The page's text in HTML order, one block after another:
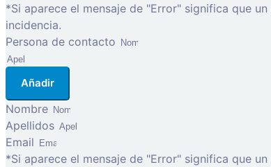
*Si aparece el mensaje de "Error" significa que
incidencia.
Persona de contacto
Añadir
Nombre
Apellidos
Email
*Si aparece el mensaje de "Error" significa que